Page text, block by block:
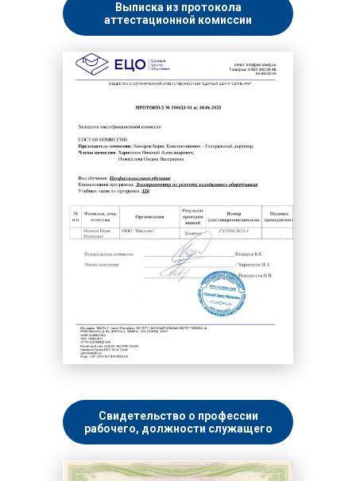
Выписка из протокола
аттестационной комиссии
Свидетельство о профессии
рабочего, должности служащего